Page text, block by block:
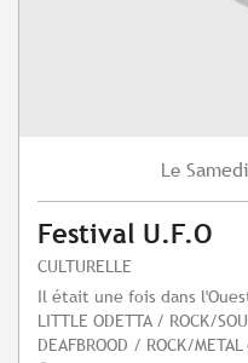
Le Samedi
Festival U.F.O
CULTURELLE
Il était une fois dans
LITTLE ODETTA / ROCK/
DEAFBROOD / ROCK/